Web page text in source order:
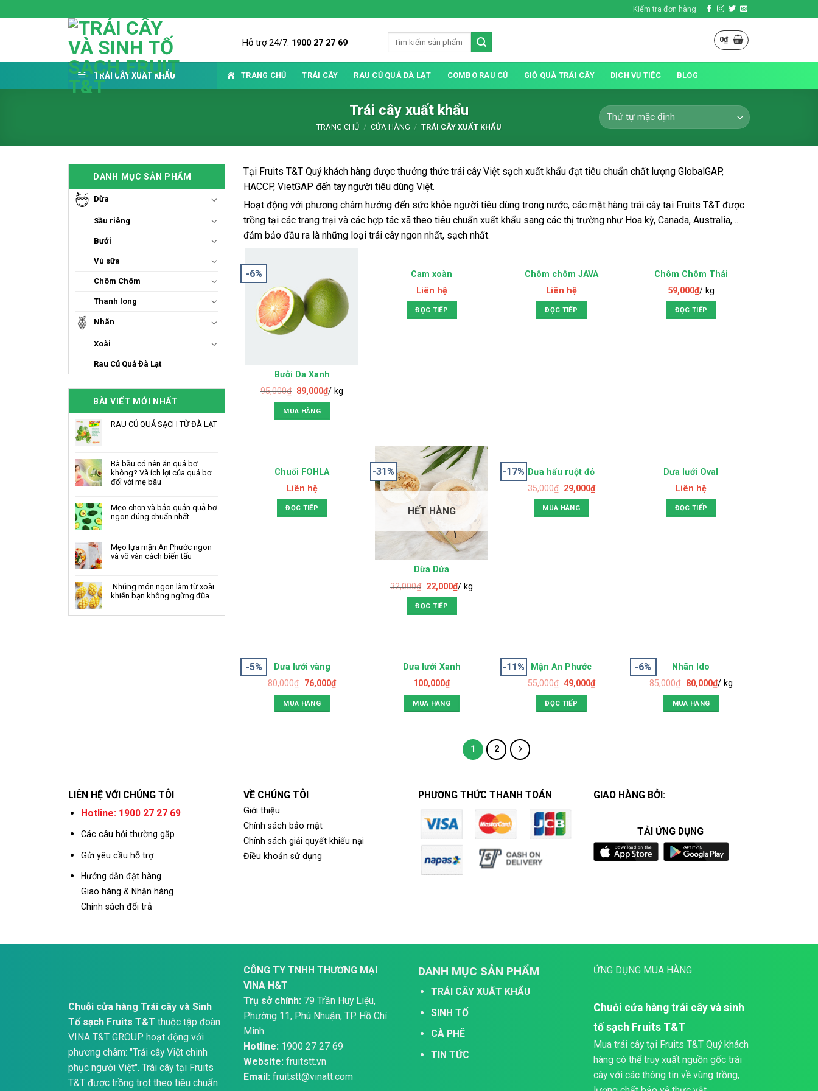
to
Kiểm tra đơn hàng
Hỗ trợ 24/7: 1900 27 27 69 0₫
TRÁI CÂY XUẤT KHẨU TRANG CHỦ TRÁI CÂY RAU CỦ QUẢ ĐÀ LẠT COMBO RAU CỦ GIỎ QUÀ TRÁI CÂY DỊCH VỤ TIỆC BLOG
Trái cây xuất khẩu
TRANG CHỦ / CỬA HÀNG / TRÁI CÂY XUẤT KHẨU
DANH MỤC SẢN PHẨM
Dừa
Sầu riêng
Bưởi
Vú sữa
Chôm Chôm
Thanh long
Nhãn
Xoài
Rau Củ Quả Đà Lạt
BÀI VIẾT MỚI NHẤT
RAU CỦ QUẢ SẠCH TỪ ĐÀ LẠT
Bà bầu có nên ăn quả bơ
không? Và ích lợi của quả bơ
đối với mẹ bầu
Mẹo chọn và bảo quản quả bơ
ngon đúng chuẩn nhất
Mẹo lựa mận An Phước ngon
và vô vàn cách biến tấu
Những món ngon làm từ xoài
khiến bạn không ngừng đũa
Tại Fruits T&T Quý khách hàng được thưởng thức trái cây Việt sạch xuất khẩu đạt tiêu chuẩn chất lượng GlobalGAP,
HACCP, VietGAP đến tay người tiêu dùng Việt.
Hoạt động với phương châm hướng đến sức khỏe người tiêu dùng trong nước, các mặt hàng trái cây tại Fruits T&T được
trồng tại các trang trại và các hợp tác xã theo tiêu chuẩn xuất khẩu sang các thị trường như Hoa kỳ, Canada, Australia,…
đảm bảo đầu ra là những loại trái cây ngon nhất, sạch nhất.
-6%
Bưởi Da Xanh
95,000₫ 89,000₫/ kg
MUA HÀNG
HẾT HÀNG
Cam xoàn
Liên hệ
ĐỌC TIẾP
HẾT HÀNG
Chôm chôm JAVA
Liên hệ
ĐỌC TIẾP
HẾT HÀNG
Chôm Chôm Thái
59,000₫/ kg
ĐỌC TIẾP
HẾT HÀNG
Chuối FOHLA
Liên hệ
ĐỌC TIẾP
-31%
HẾT HÀNG
Dừa Dứa
32,000₫ 22,000₫/ kg
ĐỌC TIẾP
-17% Dưa hấu ruột đỏ
35,000₫ 29,000₫
MUA HÀNG
HẾT HÀNG
Dưa lưới Oval
Liên hệ
ĐỌC TIẾP
-5%
Dưa lưới vàng
80,000₫ 76,000₫
MUA HÀNG
Dưa lưới Xanh
100,000₫
MUA HÀNG
-11% HẾT HÀNG
Mận An Phước
55,000₫ 49,000₫
ĐỌC TIẾP
-6%
Nhãn Ido
85,000₫ 80,000₫/ kg
MUA HÀNG
1 2
LIÊN HỆ VỚI CHÚNG TÔI
Hotline: 1900 27 27 69
Các câu hỏi thường gặp
Gửi yêu cầu hỗ trợ
Hướng dẫn đặt hàng
Giao hàng & Nhận hàng
Chính sách đổi trả
VỀ CHÚNG TÔI
Giới thiệu
Chính sách bảo mật
Chính sách giải quyết khiếu nại
Điều khoản sử dụng
PHƯƠNG THỨC THANH TOÁN GIAO HÀNG BỞI:
TẢI ỨNG DỤNG
Chuỗi cửa hàng Trái cây và Sinh
Tố sạch Fruits T&T thuộc tập đoàn
VINA T&T GROUP hoạt động với
phương châm: "Trái cây Việt chinh
phục người Việt". Trái cây tại Fruits
T&T được trồng trọt theo tiêu chuẩn
CÔNG TY TNHH THƯƠNG MẠI
VINA H&T
Trụ sở chính: 79 Trần Huy Liệu,
Phường 11, Phú Nhuận, TP. Hồ Chí
Minh
Hotline: 1900 27 27 69
Website: fruitstt.vn
Email: fruitstt@vinatt.com
DANH MỤC SẢN PHẨM
TRÁI CÂY XUẤT KHẨU
SINH TỐ
CÀ PHÊ
TIN TỨC
ỨNG DỤNG MUA HÀNG
Chuỗi cửa hàng trái cây và sinh
tố sạch Fruits T&T
Mua trái cây tại Fruits T&T Quý khách
hàng có thể truy xuất nguồn gốc trái
cây với các thông tin về vùng trồng,